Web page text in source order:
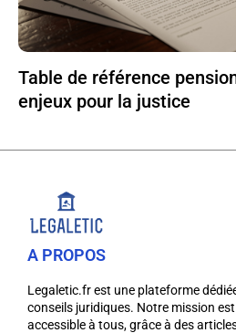
Table de référence
enjeux pour la justice
A PROPOS
Legaletic.fr est une plateforme
conseils juridiques. Notre mission
accessible à tous, grâce à des